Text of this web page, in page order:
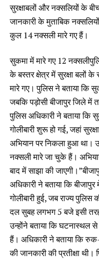
सुरक्षाबलों और नक्सलियों के
जानकारी के मुताबिक
कुल 14 नक्सली मारे गए हैं।
सुकमा में मारे गए 12
के बस्तर क्षेत्र में सुरक्षा
मारे गए। पुलिस ने बताया कि
जबकि पड़ोसी बीजापुर जिले में
पुलिस अधिकारी ने बताया कि
गोलीबारी शुरू हो गई, जहां
अभियान पर निकला हुआ था।
नक्सली मारे जा चुके हैं।
बाद में साझा की
अधिकारी ने बताया कि
गोलीबारी हुई, जब राज्य पुलिस
दल सुबह लगभग 5 बजे इसी
उन्होंने बताया कि घटनास्थल
हैं। अधिकारी ने बताया कि
की जानकारी की प्रतीक्षा